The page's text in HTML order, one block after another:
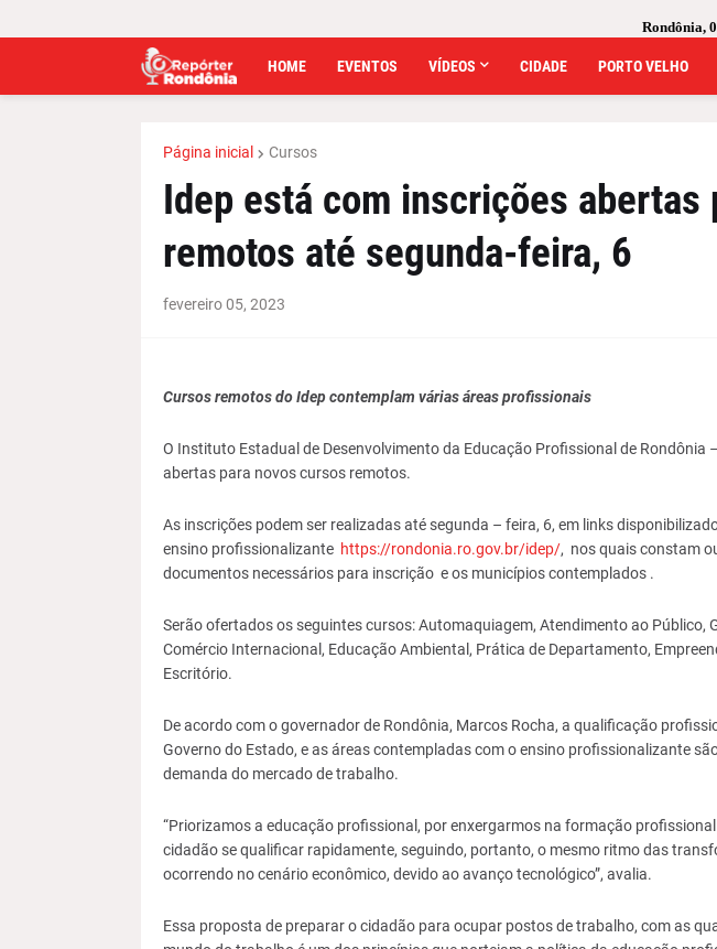
Rondônia,
HOME EVENTOS VÍDEOS CIDADE PORTO VELHO
Página inicial Cursos
Idep está com inscrições abertas
remotos até segunda-feira, 6
fevereiro 05, 2023
Cursos remotos do Idep contemplam várias áreas profissionais
O Instituto Estadual de Desenvolvimento da Educação Profissional de Rondônia
abertas para novos cursos remotos.
As inscrições podem ser realizadas até segunda – feira, 6, em links
ensino profissionalizante https://rondonia.ro.gov.br/idep/, nos quais constam
documentos necessários para inscrição e os municípios contemplados .
Serão ofertados os seguintes cursos: Automaquiagem, Atendimento ao Público,
Comércio Internacional, Educação Ambiental, Prática de Departamento,
Escritório.
De acordo com o governador de Rondônia, Marcos Rocha, a qualificação
Governo do Estado, e as áreas contempladas com o ensino profissionalizante
demanda do mercado de trabalho.
“Priorizamos a educação profissional, por enxergarmos na formação
cidadão se qualificar rapidamente, seguindo, portanto, o mesmo ritmo das
ocorrendo no cenário econômico, devido ao avanço tecnológico”, avalia.
Essa proposta de preparar o cidadão para ocupar postos de trabalho, com as